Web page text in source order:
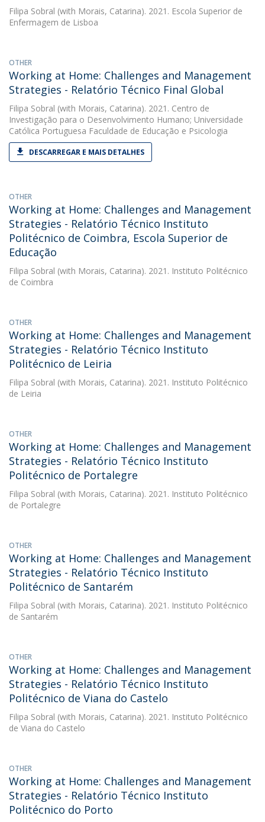
Filipa Sobral (with Morais, Catarina). 2021. Escola Superior de
Enfermagem de Lisboa
OTHER
Working at Home: Challenges and Management
Strategies - Relatório Técnico Final Global
Filipa Sobral (with Morais, Catarina). 2021. Centro de
Investigação para o Desenvolvimento Humano; Universidade
Católica Portuguesa Faculdade de Educação e Psicologia
DESCARREGAR E MAIS DETALHES
OTHER
Working at Home: Challenges and Management
Strategies - Relatório Técnico Instituto
Politécnico de Coimbra, Escola Superior de
Educação
Filipa Sobral (with Morais, Catarina). 2021. Instituto Politécnico
de Coimbra
OTHER
Working at Home: Challenges and Management
Strategies - Relatório Técnico Instituto
Politécnico de Leiria
Filipa Sobral (with Morais, Catarina). 2021. Instituto Politécnico
de Leiria
OTHER
Working at Home: Challenges and Management
Strategies - Relatório Técnico Instituto
Politécnico de Portalegre
Filipa Sobral (with Morais, Catarina). 2021. Instituto Politécnico
de Portalegre
OTHER
Working at Home: Challenges and Management
Strategies - Relatório Técnico Instituto
Politécnico de Santarém
Filipa Sobral (with Morais, Catarina). 2021. Instituto Politécnico
de Santarém
OTHER
Working at Home: Challenges and Management
Strategies - Relatório Técnico Instituto
Politécnico de Viana do Castelo
Filipa Sobral (with Morais, Catarina). 2021. Instituto Politécnico
de Viana do Castelo
OTHER
Working at Home: Challenges and Management
Strategies - Relatório Técnico Instituto
Politécnico do Porto